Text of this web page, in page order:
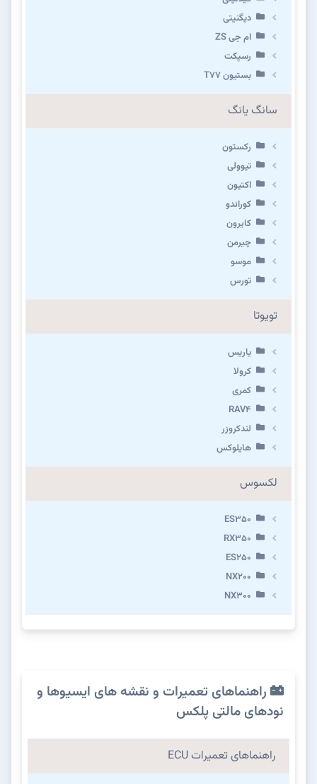
دیگنیتی
ام جی ZS
رسپکت
بستیون T۷۷
سانگ یانگ
رکستون
تیوولی
اکتیون
کوراندو
کایرون
چیرمن
موسو
تورس
تویوتا
یاریس
کرولا
کمری
RAV4
لندکروزر
هایلوکس
لکسوس
ES350
RX350
ES250
NX200
NX300
راهنماهای تعمیرات و نقشه های ایسیوها و
نودهای مالتی پلکس
راهنماهای تعمیرات ECU